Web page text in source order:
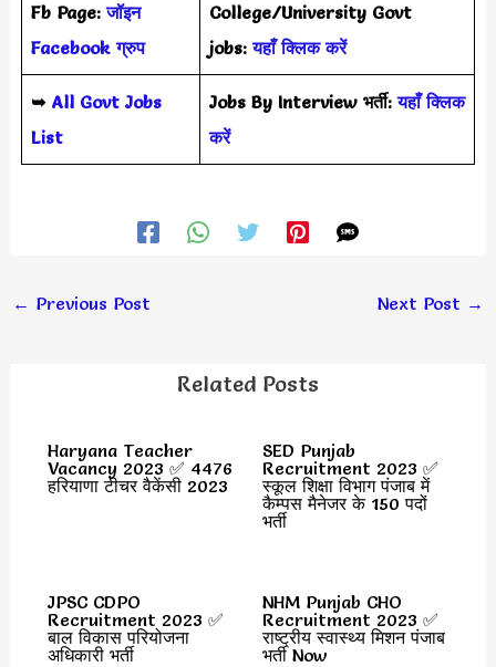
Fb Page:जॉइन
Facebook ग्रुप
College/University Govt
jobs:यहाँ क्लिक करें
➥ All Govt Jobs
List
Jobs By Interview भर्ती:यहाँ क्लिक
करें
← Previous Post Next Post →
Related Posts
Haryana Teacher
Vacancy 2023 ✅ 4476
हरियाणा टीचर वैकेंसी 2023
SED Punjab
Recruitment 2023 ✅
स्कूल शिक्षा विभाग पंजाब में
कैम्पस मैनेजर के 150 पदों
भर्ती
JPSC CDPO
Recruitment 2023 ✅
बाल विकास परियोजना
अधिकारी भर्ती
NHM Punjab CHO
Recruitment 2023 ✅
राष्ट्रीय स्वास्थ्य मिशन पंजाब
भर्ती Now